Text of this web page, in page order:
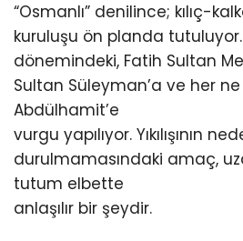
“Osmanlı” denilince; kılıç-
kuruluşu ön planda
dönemindeki, Fatih Sultan
Sultan Süleyman’a ve her
Abdülhamit’e
vurgu yapılıyor. Yıkılışının
durulmamasındaki amaç,
tutum elbette
anlaşılır bir şeydir.